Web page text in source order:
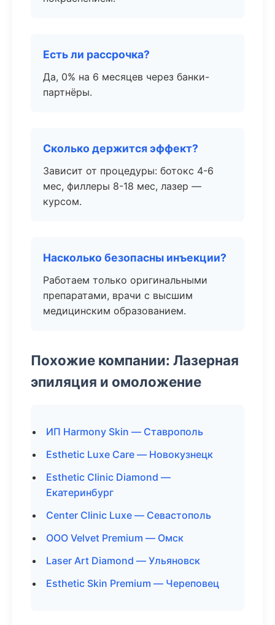
Есть ли рассрочка?
Да, 0% на 6 месяцев через банки-
партнёры.
Сколько держится эффект?
Зависит от процедуры: ботокс 4-6
мес, филлеры 8-18 мес, лазер —
курсом.
Насколько безопасны инъекции?
Работаем только оригинальными
препаратами, врачи с высшим
медицинским образованием.
Похожие компании: Лазерная
эпиляция и омоложение
ИП Harmony Skin — Ставрополь
Esthetic Luxe Care — Новокузнецк
Esthetic Clinic Diamond —
Екатеринбург
Center Clinic Luxe — Севастополь
ООО Velvet Premium — Омск
Laser Art Diamond — Ульяновск
Esthetic Skin Premium — Череповец